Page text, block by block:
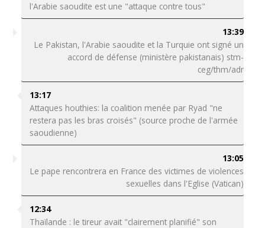
l'Arabie saoudite est une "attaque contre tous"
13:39
Le Pakistan, l'Arabie saoudite et la Turquie ont signé un
accord de défense (ministère pakistanais) stm-
ceg/thm/adr
13:17
Attaques houthies: la coalition menée par Ryad "ne
restera pas les bras croisés" (source proche de l'armée
saoudienne)
13:05
Le pape rencontrera en France des victimes de violences
sexuelles dans l'Eglise (Vatican)
12:34
Thaïlande : le tireur avait "clairement planifié" son